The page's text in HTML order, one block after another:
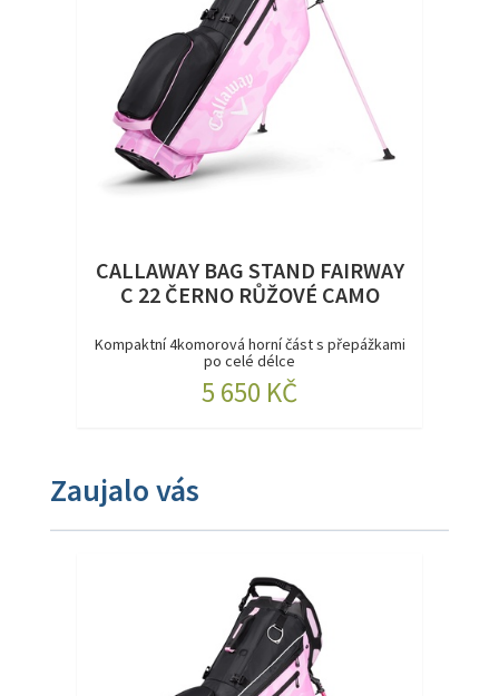
CALLAWAY BAG STAND FAIRWAY
C 22 ČERNO RŮŽOVÉ CAMO
Kompaktní 4komorová horní část s přepážkami
po celé délce
5 650 KČ
Zaujalo vás